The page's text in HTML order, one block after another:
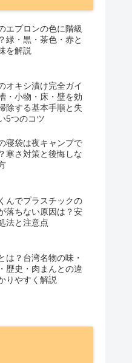
エプロンの色に階級
緑・黒・茶色・赤と
を解説
オキシ漬け完全ガイ
・小物・床・壁を効
除する基本手順と失
5つのコツ
寝袋は夜キャンプで
寒さ対策と後悔しな
んでプラスチックの
落ちない原因は？安
法と注意点
は？台湾名物の味・
歴史・肉まんとの違
りやすく解説